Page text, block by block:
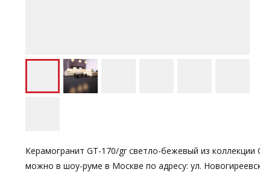
Керамогранит GT-170/gr светло-бежевый из
можно в шоу-руме в Москве по адресу: ул.